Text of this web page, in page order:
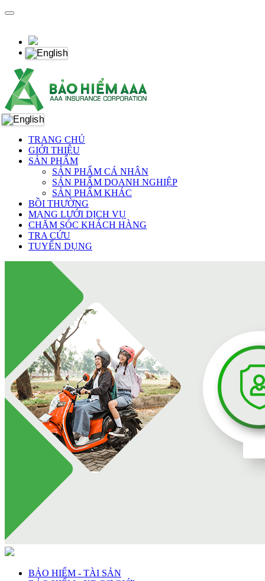
TRANG CHỦ
GIỚI THIỆU
SẢN PHẨM
SẢN PHẨM CÁ NHÂN
SẢN PHẨM DOANH NGHIỆP
SẢN PHẨM KHÁC
BỒI THƯỜNG
MẠNG LƯỚI DỊCH VỤ
CHĂM SÓC KHÁCH HÀNG
TRA CỨU
TUYỂN DỤNG
BẢO HIỂM - TÀI SẢN